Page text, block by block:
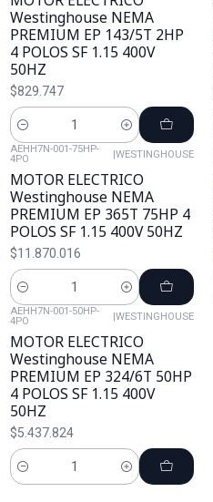
Westinghouse NEMA
PREMIUM EP 143/5T 2HP
4 POLOS SF 1.15 400V
50HZ
$829.747
Cantidad
AEHH7N-001-75HP-
4PO
|WESTINGHOUSE
MOTOR ELECTRICO
Westinghouse NEMA
PREMIUM EP 365T 75HP 4
POLOS SF 1.15 400V 50HZ
$11.870.016
Cantidad
AEHH7N-001-50HP-
4PO
|WESTINGHOUSE
MOTOR ELECTRICO
Westinghouse NEMA
PREMIUM EP 324/6T 50HP
4 POLOS SF 1.15 400V
50HZ
$5.437.824
Cantidad